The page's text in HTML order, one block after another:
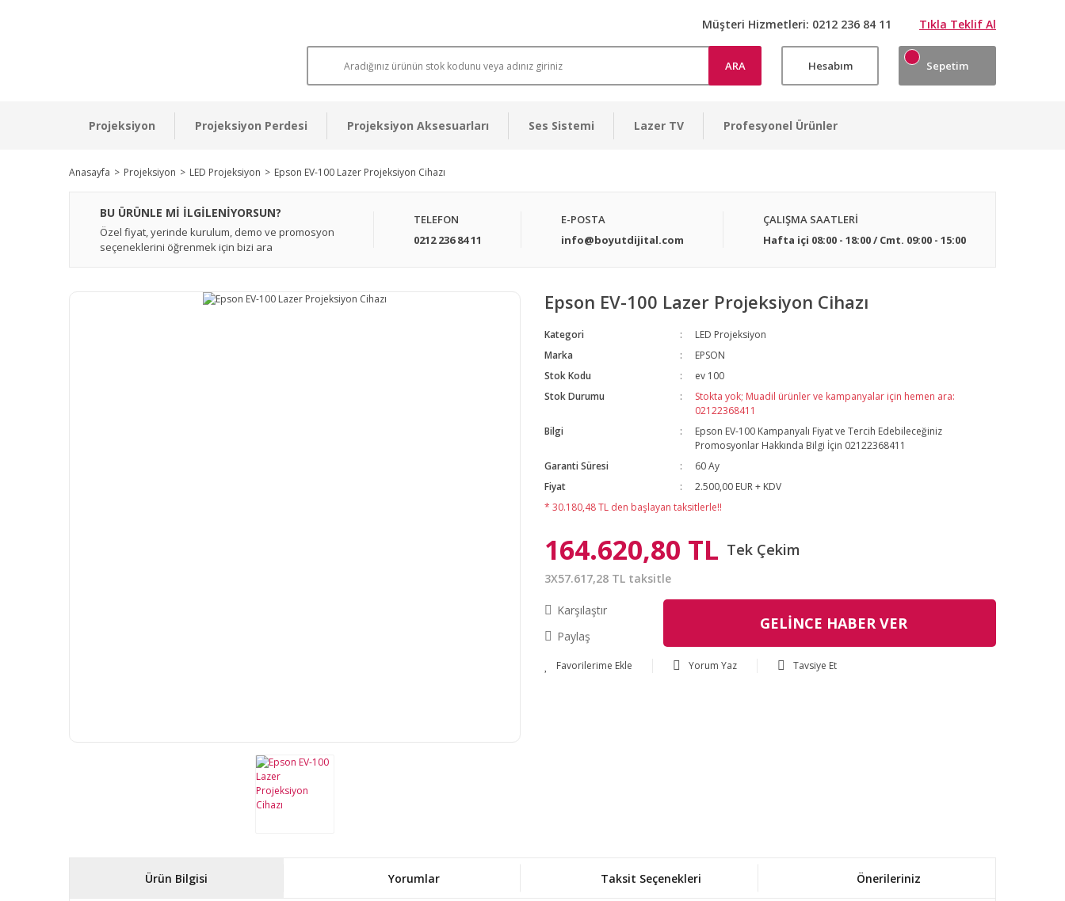
Müşteri Hizmetleri: 0212 236 84 11 Tıkla Teklif Al
ARA Hesabım Sepetim
Projeksiyon Projeksiyon Perdesi Projeksiyon Aksesuarları Ses Sistemi Lazer TV Profesyonel Ürünler
Anasayfa Projeksiyon LED Projeksiyon Epson EV-100 Lazer Projeksiyon Cihazı
BU ÜRÜNLE Mİ İLGİLENİYORSUN?
Özel fiyat, yerinde kurulum, demo ve promosyon
seçeneklerini öğrenmek için bizi ara
TELEFON
0212 236 84 11
E-POSTA
info@boyutdijital.com
ÇALIŞMA SAATLERİ
Hafta içi 08:00 - 18:00 / Cmt. 09:00 - 15:00
Epson EV-100 Lazer Projeksiyon Cihazı
Kategori
LED Projeksiyon
Marka
EPSON
Stok Kodu
ev 100
Stok Durumu
Stokta yok; Muadil ürünler ve kampanyalar için hemen ara:
02122368411
Bilgi
Epson EV-100 Kampanyalı Fiyat ve Tercih Edebileceğiniz
Promosyonlar Hakkında Bilgi İçin 02122368411
Garanti Süresi
60 Ay
Fiyat
2.500,00 EUR + KDV
* 30.180,48 TL den başlayan taksitlerle!!
164.620,80 TL Tek Çekim
3X57.617,28 TL taksitle
Karşılaştır
Paylaş
GELİNCE HABER VER
Yorum Yaz Tavsiye Et
Ürün Bilgisi Yorumlar Taksit Seçenekleri Önerileriniz